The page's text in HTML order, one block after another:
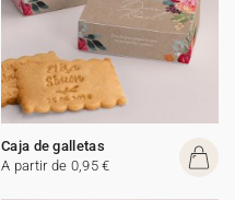
Caja de galletas
A partir de 0,95 €